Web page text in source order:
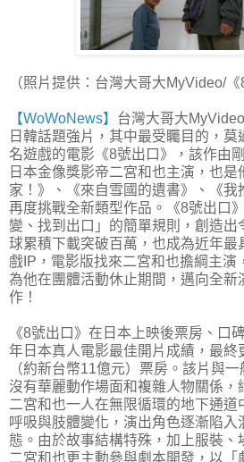
（照片提供：台灣大哥大MyVideo/《
【WoWoNews】 台灣大哥大
日韓話題強片，其中最受矚目的，莫
名遊戲的電影《8號出口》，該作由
日本金像獎影帝二宮和也主演，也是
家！》、《來自雪國的遺書》、《我
再度挑戰全新類型作品。《8號出口
變、找到出口」的簡單規則，創造出
球累積下載突破百萬，也成為近年最
戲IP，電影版找來二宮和也擔綱主演
為他在團體活動休止期間，邁向全新
作！
《8號出口》在日本上映後票房、口
年日本真人電影最佳開片成績，最終
（約新台幣11億元）票房。該片與
沒有華麗動作場面和複雜人物關係，
二宮和也一人在無限循環的地下通道
呼吸與肢體變化，演出角色逐漸陷入
態。由於故事結構特殊，加上服裝、
二宮和也更主動參與劇本開發，以「